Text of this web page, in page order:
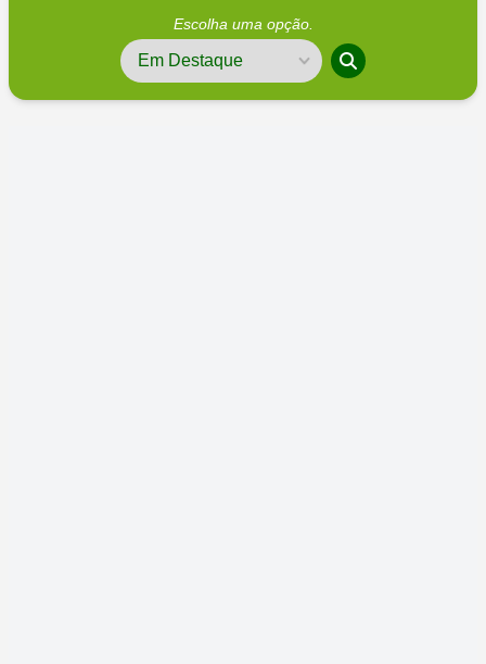
Escolha uma opção.